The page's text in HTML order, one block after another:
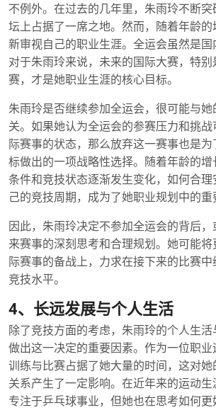
不例外。在过去的几年里，朱雨玲不断
坛上占据了一席之地。然而，随着年龄
新审视自己的职业生涯。全运会虽然是
对于朱雨玲来说，未来的国际大赛，特
赛，才是她职业生涯的核心目标。
朱雨玲是否继续参加全运会，很可能与
关。如果她认为全运会的参赛压力和挑
际赛事的状态，那么放弃这一赛事也是
标做出的一项战略性选择。随着年龄的
条件和竞技状态逐渐发生变化，如何合
己的竞技周期，成为了她职业规划中的重
因此，朱雨玲决定不参加全运会的背后
来赛事的深刻思考和合理规划。她可能
际赛事的备战上，力求在接下来的比赛
竞技水平。
4、长远发展与个人生活
除了竞技方面的考虑，朱雨玲的个人生
做出这一决定的重要因素。作为一位职
训练与比赛占据了她大量的时间，这对
关系产生了一定影响。在近年来的运动
专注于乒乓球事业，但她也在思考如何